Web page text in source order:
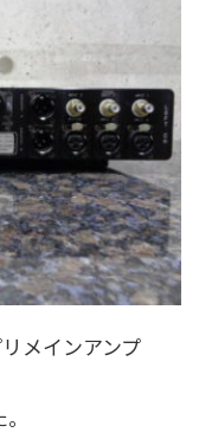
メインアンプ